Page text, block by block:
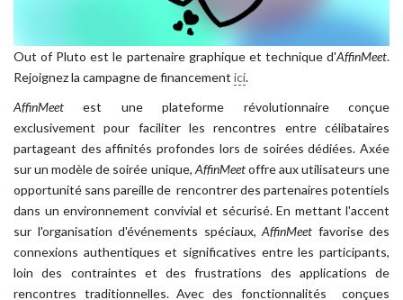
Out of Pluto est le partenaire graphique et technique d'AffinMeet.
Rejoignez la campagne de financement ici.
AffinMeet est une plateforme révolutionnaire conçue
exclusivement pour faciliter les rencontres entre célibataires
partageant des affinités profondes lors de soirées dédiées. Axée
sur un modèle de soirée unique, AffinMeetoffre aux utilisateurs une
opportunité sans pareille de rencontrer des partenaires potentiels
dans un environnement convivial et sécurisé. En mettant l'accent
sur l'organisation d'événements spéciaux, AffinMeet favorise des
connexions authentiques et significatives entre les participants,
loin des contraintes et des frustrations des applications de
rencontres traditionnelles. Avec des fonctionnalités conçues